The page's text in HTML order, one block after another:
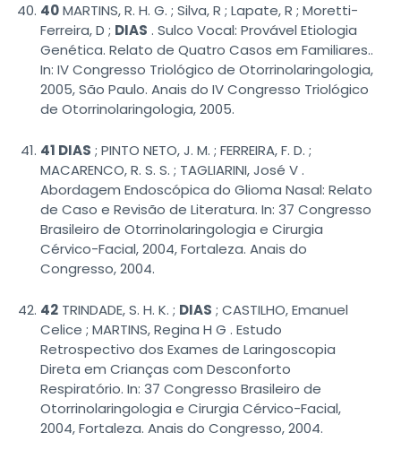
40MARTINS, R. H. G. ; Silva, R ; Lapate, R ; Moretti-
Ferreira, D ; DIAS . Sulco Vocal: Provável Etiologia
Genética. Relato de Quatro Casos em Familiares..
In: IV Congresso Triológico de Otorrinolaringologia,
2005, São Paulo. Anais do IV Congresso Triológico
de Otorrinolaringologia, 2005.
41 DIAS ; PINTO NETO, J. M. ; FERREIRA, F. D. ;
MACARENCO, R. S. S. ; TAGLIARINI, José V .
Abordagem Endoscópica do Glioma Nasal: Relato
de Caso e Revisão de Literatura. In: 37 Congresso
Brasileiro de Otorrinolaringologia e Cirurgia
Cérvico-Facial, 2004, Fortaleza. Anais do
Congresso, 2004.
42 TRINDADE, S. H. K. ; DIAS ; CASTILHO, Emanuel
Celice ; MARTINS, Regina H G . Estudo
Retrospectivo dos Exames de Laringoscopia
Direta em Crianças com Desconforto
Respiratório. In: 37 Congresso Brasileiro de
Otorrinolaringologia e Cirurgia Cérvico-Facial,
2004, Fortaleza. Anais do Congresso, 2004.